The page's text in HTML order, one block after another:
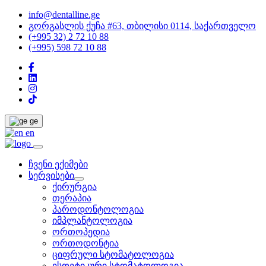
info@dentalline.ge
გორგასლის ქუჩა #63, თბილისი 0114, საქართველო
(+995 32) 2 72 10 88
(+995) 598 72 10 88
ge
en
ჩვენი ექიმები
სერვისები
ქირურგია
თერაპია
პაროდონტოლოგია
იმპლანტოლოგია
ორთოპედია
ორთოდონტია
ციფრული სტომატოლოგია